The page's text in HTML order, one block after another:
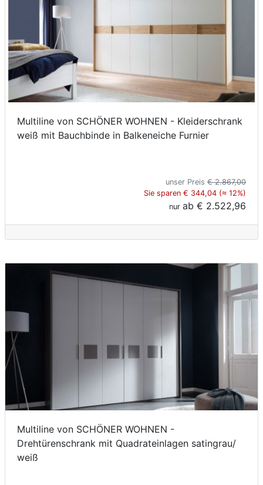
Multiline von SCHÖNER WOHNEN - Kleiderschrank
weiß mit Bauchbinde in Balkeneiche Furnier
unser Preis € 2.867,00
Sie sparen € 344,04 (≈ 12%)
nur ab € 2.522,96
Multiline von SCHÖNER WOHNEN -
Drehtürenschrank mit Quadrateinlagen satingrau/
weiß